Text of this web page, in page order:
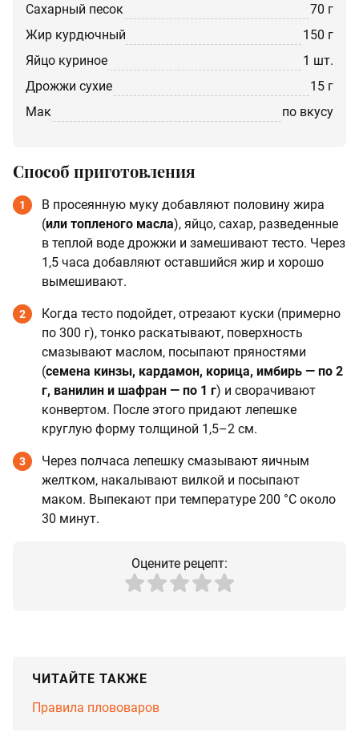
Сахарный песок
70 г
жир курдючный
150 г
яйцо куриное
1 шт.
дрожжи сухие
15 г
мак
по вкусу
Способ приготовления
1
В просеянную муку добавляют половину жира
(или топленого масла), яйцо, сахар, разведенные
в теплой воде дрожжи и замешивают тесто. Через
1,5 часа добавляют оставшийся жир и хорошо
вымешивают.
2
Когда тесто подойдет, отрезают куски (примерно
по 300 г), тонко раскатывают, поверхность
смазывают маслом, посыпают пряностями
(семена кинзы, кардамон, корица, имбирь — по 2
г, ванилин и шафран — по 1 г) и сворачивают
конвертом. После этого придают лепешке
круглую форму толщиной 1,5–2 см.
3
Через полчаса лепешку смазывают яичным
желтком, накалывают вилкой и посыпают
маком. Выпекают при температуре 200 °C около
30 минут.
Оцените рецепт:
ЧИТАЙТЕ ТАКЖЕ
Правила плововаров